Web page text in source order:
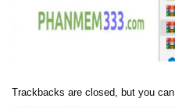
Trackbacks are closed, but you can